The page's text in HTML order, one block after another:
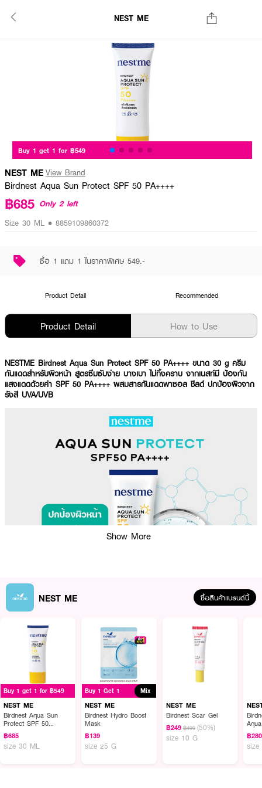
NEST ME
Buy 1 get 1 for ฿549
NEST ME View Brand
Birdnest Aqua Sun Protect SPF 50 PA++++
฿685 Only 2 left
Size 30 ML • 8859109860372
ซื้อ 1 แถม 1 ในราคาพิเศษ 549.-
Product Detail Recommended
Product Detail How to Use
NESTME Birdnest Aqua Sun Protect SPF 50 PA++++ ขนาด 30 g ครีม
กันแดดสำหรับผิวหน้า สูตรซึมซับง่าย บางเบา ไม่ทิ้งคราบ จากเนสท์มี ป้องกัน
แสงแดดด้วยค่า SPF 50 PA++++ ผสมสารกันแดดพาซอล ชีลด์ ปกป้องผิวจาก
รังสี UVA/UVB
ผลลัพธ์ที่ได้ :
ครีมกันแดดสำหรับผิวหน้า NESTME Birdnest Aqua Sun Protect SPF 50
PA++++ สูตรซึมซับง่าย บางเบา ไม่ทิ้งคราบ ไม่เหนียวเหนอะหนะ ป้องกันแสงแดด
ด้วยค่า SPF 50 PA++++ ผสมสารกันแดดพาซอล ชีลด์ ปกป้องผิวจากรังสี
UVA/UVB และกัลซอร์บ สารกันแสงแดดที่มีความคงตัวช่วยให้ผิวไม่หมองคล้ำ
ผสานคุณค่าจากสารสกัดรังนกและไฮยาลูลอนิคที่ช่วยทำให้ผิวชุ่มชื้น อ่อนนุ่ม ช่วย
ปกป้องเซลล์ผิวจากการเสื่อมสภาพลดการเกิดริ้วรอย ปกป้องผิวจากแสงแดด มี
Show More
NEST ME ซื้อสินค้าแบรนด์นี้
Buy 1 get 1 for ฿549
NEST ME
Birdnest Aqua Sun
Protect SPF 50
PA++++
฿685
size 30 ML
Buy 1 Get 1 Mix
NEST ME
Birdnest Hydro Boost
Mask
฿139
size 25 G
NEST ME
Birdnest Scar Gel
฿249 ฿499 (50%)
size 10 G
฿280
size